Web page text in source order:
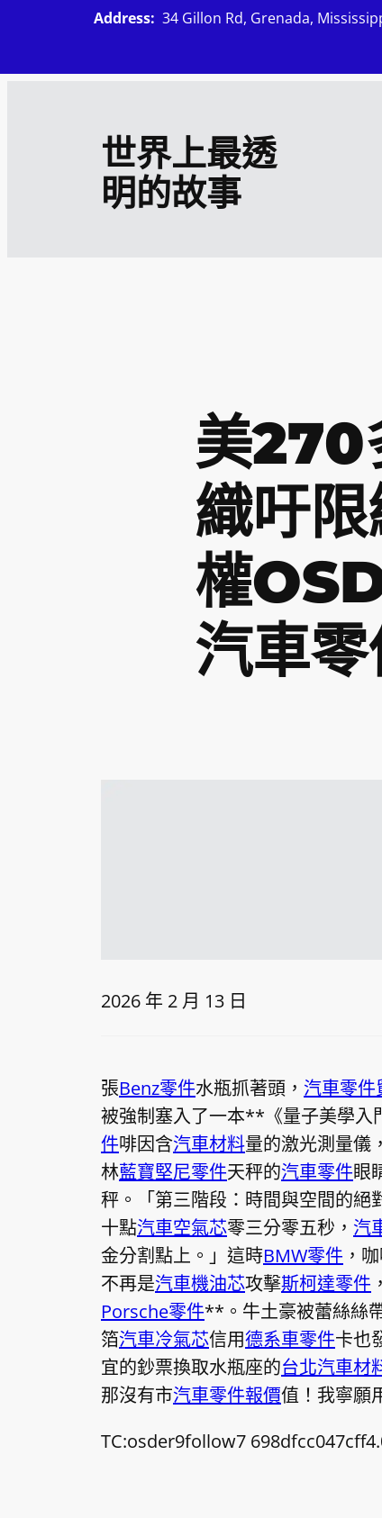
主
世界上最透
明的故事
Address: 34 Gillon Rd, Grenada,
美270
織吁
權
汽車
2026 年 2 月 13 日
張Benz零件水瓶抓著頭， 汽車零件
被強制塞入了一本**《量子美學入
件啡因含汽車材料量的激光測量儀
林藍寶堅尼零件天秤的汽車零件眼
秤。「第三階段：時間與空間的絕
十點汽車空氣芯零三分零五秒， 汽
金分割點上。」這時BMW零件 ，
不再是汽車機油芯攻擊斯柯達零件
Porsche零件**。牛土豪被蕾絲絲
箔汽車冷氣芯信用德系車零件卡也
宜的鈔票換取水瓶座的台北汽車材
那沒有市汽車零件報價值！我寧願
TC:osder9follow7